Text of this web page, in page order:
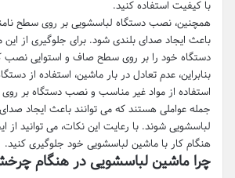
با کیفیت استفاده کنید.
همچنین، نصب دستگاه لباسشویی بر روی سطح
باعث ایجاد صدای بلندی شود. برای جلوگیری از
دستگاه خود را بر روی سطح صاف و استوایی نصب
بنابراین، عدم تعادل در بار ماشین، استفاده از
استفاده از مواد غیر مناسب و نصب دستگاه بر
جمله عواملی هستند که می توانند باعث ایجاد
لباسشویی شوند. با رعایت این نکات، می توانید از
هنگام کار با ماشین لباسشویی خود جلوگیری کنید.
چرا ماشین لباسشویی در هنگام